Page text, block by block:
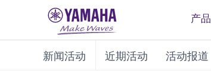
产品
新闻活动 近期活动 活动报道